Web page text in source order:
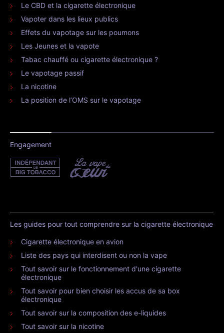
Le CBD et la cigarette électronique
Vapoter dans les lieux publics
Effets du vapotage sur les poumons
Les Jeunes et la vapote
Tabac chauffé ou cigarette électronique ?
Le vapotage passif
La nicotine
La position de l’OMS sur le vapotage
Engagement
Les guides pour tout comprendre sur la cigarette électronique
Cigarette électronique en avion
Liste des pays qui interdisent ou non la vape
Tout savoir sur le fonctionnement d'une cigarette
électronique
Tout savoir pour bien choisir les accus de sa box
électronique
Tout savoir sur la composition des e-liquides
Tout savoir sur la nicotine